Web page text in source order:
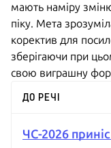
мають наміру
піку. Мета
коректив для
зберігаючи при
свою виграшну
ДО РЕЧІ
ЧС-2026